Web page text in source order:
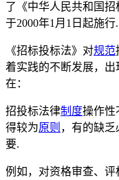
了《中华人民共和国招
于2000年1月1日起施行.
《招标投标法》对规范
着实践的不断发展，
在：
招投标法律制度操作性
得较为原则 ，有的缺
要.
例如，对资格审查、